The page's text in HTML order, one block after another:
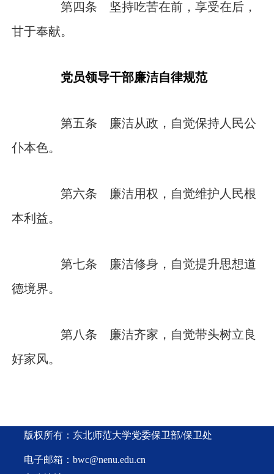
第四条 坚持吃苦在前，享受在后，
甘于奉献。
党员领导干部廉洁自律规范
第五条 廉洁从政，自觉保持人民公
仆本色。
第六条 廉洁用权，自觉维护人民根
本利益。
第七条 廉洁修身，自觉提升思想道
德境界。
第八条 廉洁齐家，自觉带头树立良
好家风。
版权所有：东北师范大学党委保卫部/保卫处
电子邮箱：bwc@nenu.edu.cn